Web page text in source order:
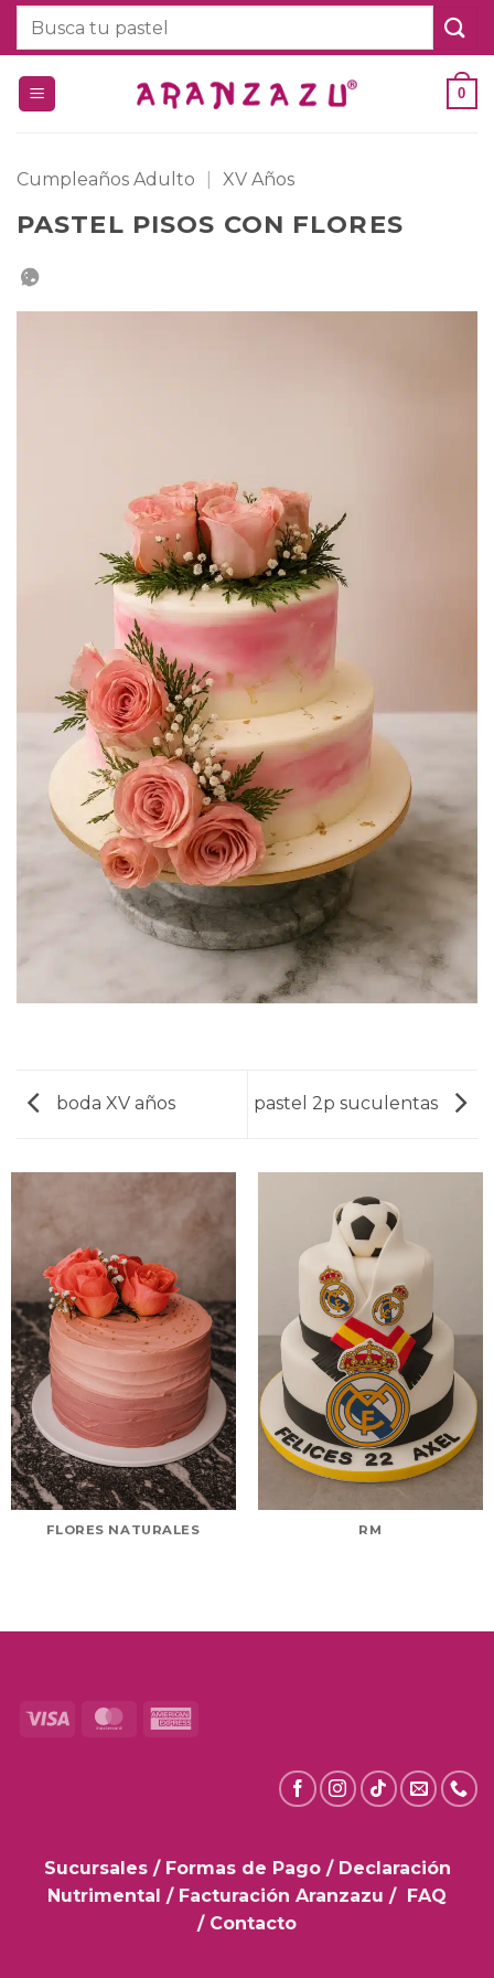
Saltar
Buscar
0
Cumpleaños Adulto XV Años
PASTEL PISOS CON FLORES
boda XV años pastel 2p suculentas
FLORES NATURALES RM
Visa MasterCard
Sucursales / Formas de Pago/ Declaración
Nutrimental / Facturación Aranzazu /
FAQ
/ Contacto